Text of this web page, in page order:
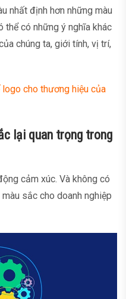
nhất định hơn những màu
thể có những ý nghĩa khác
chúng ta, giới tính, vị trí,
cho thương hiệu của
lại quan trọng trong
cảm xúc. Và không có
sắc cho doanh nghiệp